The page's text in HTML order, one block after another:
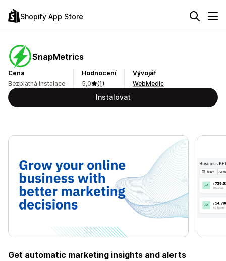
Shopify App Store
SnapMetrics
Cena
Bezplatná instalace
Hodnocení
5,0
(1)
Vývojář
WebMedic
Instalovat
Get automatic marketing insights and alerts